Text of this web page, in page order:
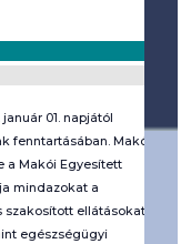
01. napjától
fenntartásában. Makó
a Makói Egyesített
mindazokat a
ellátásokat,
egészségügyi